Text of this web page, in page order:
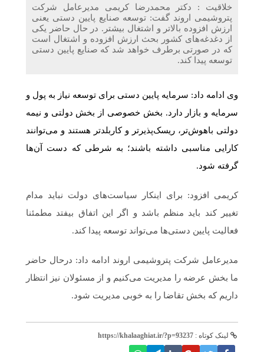
خلاقیت : دکتر محمدرضا کریمی مدیرعامل شرکت
پتروشیمی اروند گفت: توسعه صنایع پایین دستی یعنی
ارزش افزوده بالاتر و اشتغال بیشتر. در حال حاضر یکی
از دغدغه‌های کشور بحث ارزش افزوده و اشتغال است
که در صورتی برطرف خواهد شد که صنایع پایین دستی
توسعه پیدا کند.
وی ادامه داد: سرمایه پایین دستی برای توسعه نیاز به پول و
سرمایه و بازار دارد. بخش خصوصی از بخش دولتی و نیمه
دولتی باهوش‌تر، ریسک‌پذیرتر و کاربلدتر هستند و می‌توانند
کارایی مناسبی داشته باشند؛ به شرطی که دست آن‌ها
گرفته شود.
کریمی افزود: برای اینکار سیاست‌های دولت نباید مدام
تغییر کند باید منظم باشد و اگر این اتفاق بیفتد مطمئنا
فعالیت پایین دستی‌ها می‌تواند توسعه پیدا کند.
مدیرعامل شرکت پتروشیمی اروند ادامه داد: درحال حاضر
ما بخش عرضه را مدیریت می‌کنیم و از مسئولان نیز انتظار
داریم که بخش تقاضا را به خوبی مدیریت شود.
لینک کوتاه : https://khalaaghiat.ir/?p=93237